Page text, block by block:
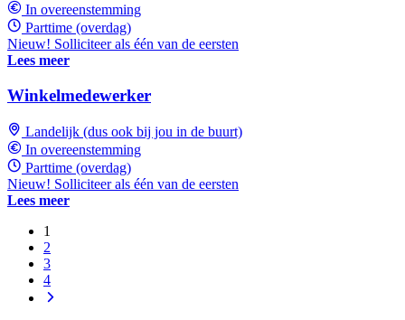
In overeenstemming
Parttime (overdag)
Nieuw! Solliciteer als één van de eersten
Lees meer
Winkelmedewerker
Landelijk (dus ook bij jou in de buurt)
In overeenstemming
Parttime (overdag)
Nieuw! Solliciteer als één van de eersten
Lees meer
1
2
3
4